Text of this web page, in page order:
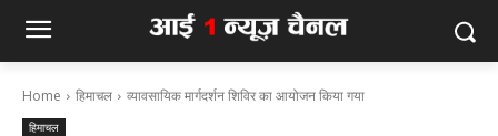
Home हिमाचल व्यावसायिक मार्गदर्शन शिविर का आयोजन किया गया
हिमाचल